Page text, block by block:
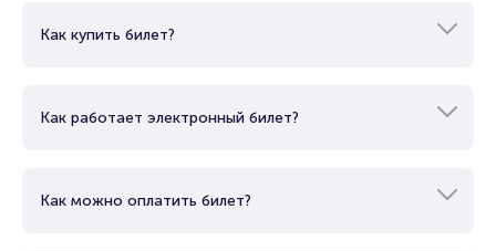
Как купить билет?
Как работает электронный билет?
Как можно оплатить билет?